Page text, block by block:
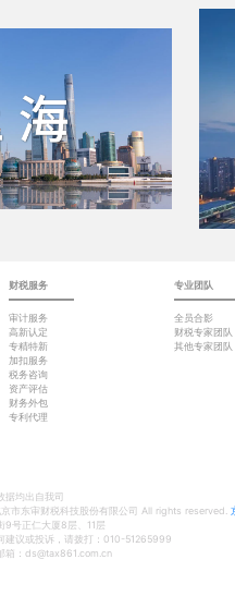
财税服务
审计服务
高新认定
专精特新
加扣服务
税务咨询
资产评估
财务外包
专利代理
专业团队
全员合影
财税专家团队
其他专家团队
据均出自我司
市东审财税科技股份有限公司 All rights reserved.
9号正仁大厦8层、11层
建议或投诉，请拨打：010-51265999
箱：ds@tax861.com.cn